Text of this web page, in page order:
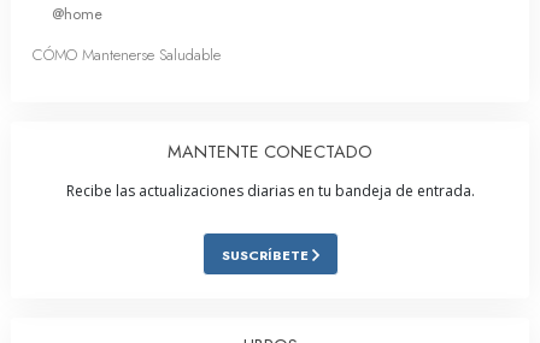
@home
CÓMO Mantenerse Saludable
MANTENTE CONECTADO
Recibe las actualizaciones diarias en tu bandeja de entrada.
SUSCRÍBETE